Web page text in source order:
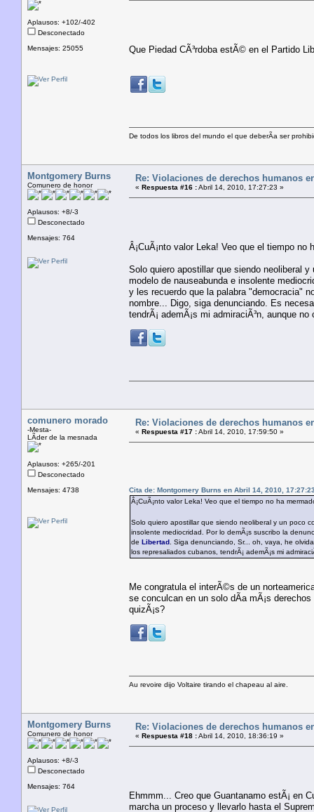
Aplausos: +102/-402
Desconectado
Mensajes: 25055
Que Piedad CÃ³rdoba estÃ© en el Partido
De todos los libros del mundo el que deberÃ­a ser
Montgomery Burns
Comunero de honor
Aplausos: +8/-3
Desconectado
Mensajes: 764
Re: Violaciones de derechos humanos
« Respuesta #16 :Abril 14, 2010, 17:27:23 »
Â¡CuÃ¡nto valor Leka! Veo que el tiempo
Solo quiero apostillar que siendo neoliberal
modelo de nauseabunda e insolente
y les recuerdo que la palabra "democracia"
nombre... Digo, siga denunciando. Es
tendrÃ¡ ademÃ¡s mi admiraciÃ³n, aunque
comunero morado
-Mesta-
LÃ­der de la mesnada
Aplausos: +265/-201
Desconectado
Mensajes: 4738
Re: Violaciones de derechos humanos
« Respuesta #17 :Abril 14, 2010, 17:59:50 »
Cita de: Montgomery Burns en Abril 14, 2010,
Â¡CuÃ¡nto valor Leka! Veo que el tiempo no ha
Solo quiero apostillar que siendo neoliberal y un poco
insolente mediocridad. Por lo demÃ¡s suscribo la
de Libertad . Siga denunciando, Sr... oh, vaya, he
los represaliados cubanos, tendrÃ¡ ademÃ¡s mi
Me congratula el interÃ©s de un
se conculcan en un solo dÃ­a mÃ¡s
quizÃ¡s?
Au revoire dijo Voltaire tirando el chapeau al aire.
Montgomery Burns
Comunero de honor
Aplausos: +8/-3
Desconectado
Mensajes: 764
Re: Violaciones de derechos humanos
« Respuesta #18 :Abril 14, 2010, 18:36:19 »
Ehmmm... Creo que Guantanamo estÃ¡ en
marcha un proceso y llevarlo hasta el